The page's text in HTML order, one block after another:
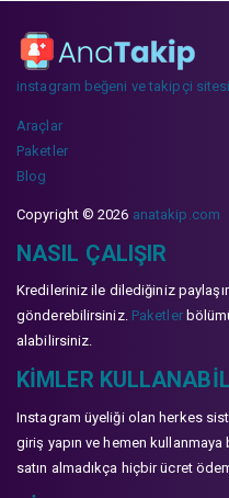
instagram beğeni ve takipçi sitesi
Araçlar
Paketler
Blog
Copyright © 2026 anatakip.com
NASIL ÇALIŞIR
Kredileriniz ile dilediğiniz
gönderebilirsiniz. Paketler
alabilirsiniz.
KIMLER
Instagram üyeliği olan herkes
giriş yapın ve hemen kullanmaya
satın almadıkça hiçbir ücret